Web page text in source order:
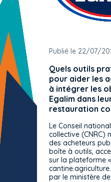
Publié le 22/07/
Quels outils
pour aider les
à intégrer les
Egalim dans
restauration
Le Conseil
collective (CNRC)
des acheteurs
boîte à outils,
sur la plateforme
par le ministère